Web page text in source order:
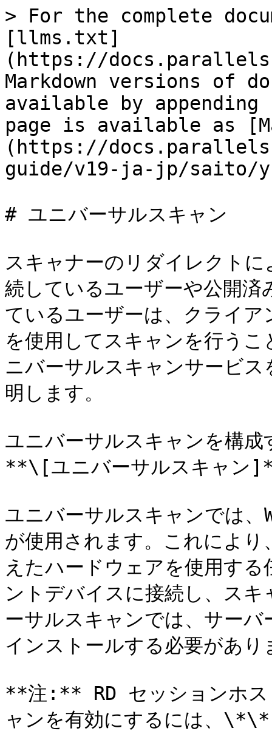
> For the complete
[llms.txt]
(https://
Markdown versions of
available by
page is available as
(https://
guide/v19-ja-jp/saito/
# ユニバーサルスキャン
スキャナーのリダイレクト
続しているユーザーや公開
ているユーザーは、クライ
を使用してスキャンを行う
ニバーサルスキャンサービ
明します。
ユニバーサルスキャンを構
**\[ユニバーサルスキャン
ユニバーサルスキャンでは
が使用されます。これによ
えたハードウェアを使用す
ントデバイスに接続し、ス
ーサルスキャンでは、サー
インストールする必要があり
**注:** RD セッションホス
ャンを有効にするには、\*\*